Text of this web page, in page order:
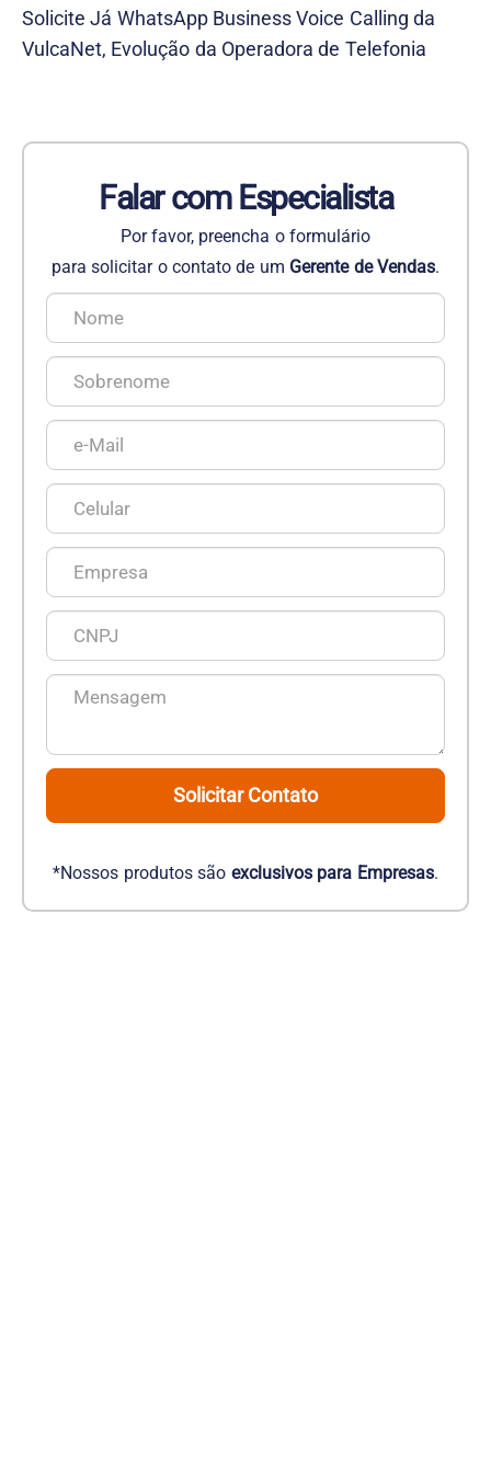
Solicite Já WhatsApp Business Voice Calling da
VulcaNet, Evolução da Operadora de Telefonia
Falar com Especialista
Por favor, preencha o formulário
para solicitar o contato de um Gerente de Vendas.
Solicitar Contato
*Nossos produtos são exclusivos para Empresas.